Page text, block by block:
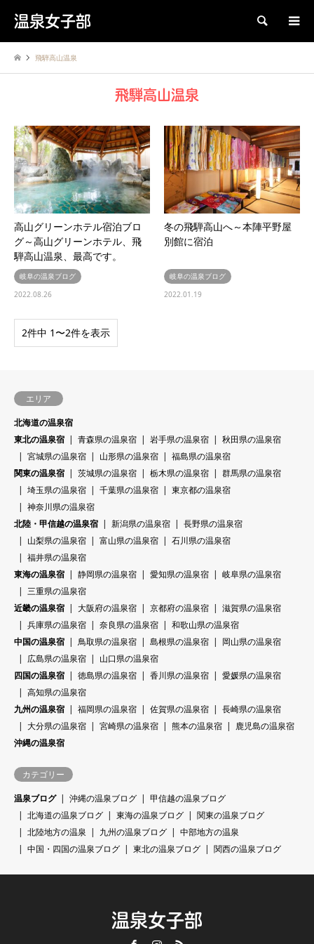
温泉女子部 検索
飛騨高山温泉
飛騨高山温泉
高山グリーンホテル宿泊ブロ
グ～高山グリーンホテル、飛
騨高山温泉、最高です。
岐阜の温泉ブログ
2022.08.26
冬の飛騨高山へ～本陣平野屋
別館に宿泊
岐阜の温泉ブログ
2022.01.19
2件中 1〜2件を表示
エリア
北海道の温泉宿
東北の温泉宿
青森県の温泉宿 岩手県の温泉宿
秋田県の温泉宿
宮城県の温泉宿
山形県の温泉宿
福島県の温泉宿
関東の温泉宿
茨城県の温泉宿 栃木県の温泉宿
群馬県の温泉宿
埼玉県の温泉宿
千葉県の温泉宿
東京都の温泉宿
神奈川県の温泉宿
北陸・甲信越の温泉宿
新潟県の温泉宿
長野県の温泉宿
山梨県の温泉宿
富山県の温泉宿
石川県の温泉宿
福井県の温泉宿
東海の温泉宿
静岡県の温泉宿 愛知県の温泉宿
岐阜県の温泉宿
三重県の温泉宿
近畿の温泉宿
大阪府の温泉宿 京都府の温泉宿
滋賀県の温泉宿
兵庫県の温泉宿
奈良県の温泉宿
和歌山県の温泉宿
中国の温泉宿
鳥取県の温泉宿 島根県の温泉宿
岡山県の温泉宿
広島県の温泉宿
山口県の温泉宿
四国の温泉宿
徳島県の温泉宿 香川県の温泉宿
愛媛県の温泉宿
高知県の温泉宿
九州の温泉宿
福岡県の温泉宿 佐賀県の温泉宿
長崎県の温泉宿
大分県の温泉宿
宮崎県の温泉宿 熊本の温泉宿
鹿児島の温泉宿
沖縄の温泉宿
カテゴリー
温泉ブログ
沖縄の温泉ブログ
甲信越の温泉ブログ
北海道の温泉ブログ
東海の温泉ブログ
関東の温泉ブログ
北陸地方の温泉
九州の温泉ブログ
中部地方の温泉
中国・四国の温泉ブログ
東北の温泉ブログ 関西の温泉ブログ
温泉女子部